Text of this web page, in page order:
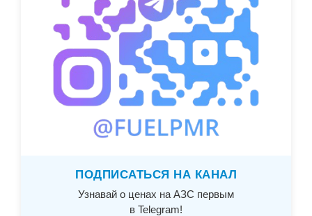
ПОДПИСАТЬСЯ НА КАНАЛ
Узнавай о ценах на АЗС первым
в Telegram!